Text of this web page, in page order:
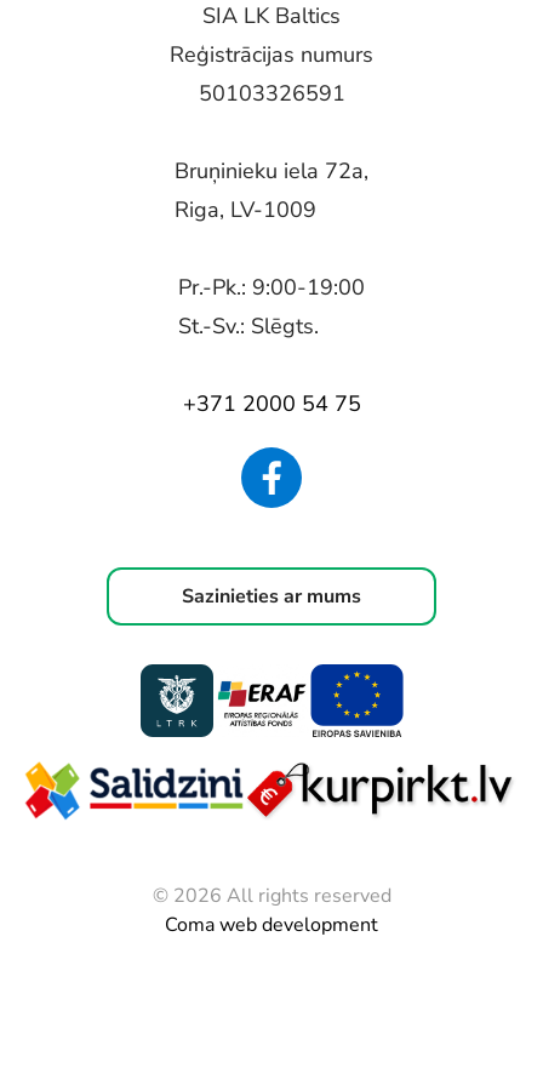
SIA LK Baltics
Reģistrācijas numurs
50103326591
Bruņinieku iela 72a,
Riga, LV-1009
Pr.-Pk.: 9:00-19:00
St.-Sv.: Slēgts.
+371 2000 54 75
Sazinieties ar mums
© 2026 All rights reserved
Coma web development